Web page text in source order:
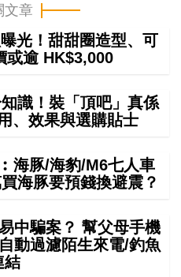
文章
光！甜甜圈造型、可
逾 HK$3,000
識！裝「頂吧」真係
、效果與選購貼士
海豚/海豹/M6七人車
海豚要預錢換避震？
中騙案？ 幫父母手機
動過濾陌生來電/釣魚
結